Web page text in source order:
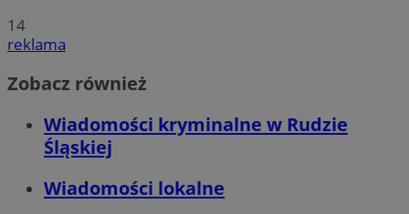
14
reklama
Zobacz również
Wiadomości kryminalne w Rudzie
Śląskiej
Wiadomości lokalne